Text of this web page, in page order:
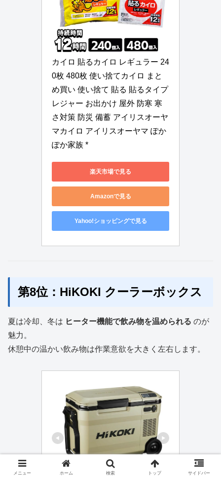
カイロ 貼るカイロ レギュラー 24
0枚 480枚 使い捨てカイロ まと
め買い 使い捨て 貼る 貼るタイプ
レジャー お出かけ 屋外 防寒 寒
さ対策 防災 備蓄 アイリスオーヤ
マカイロ アイリスオーヤマ ぽか
ぽか家族 *
楽天市場で見る
Amazonで見る
Yahoo!ショッピングで見る
第8位：HiKOKI クーラーボックス
夏は冷却、冬は ヒーター機能で飲み物を温められる のが
魅力。
休憩中の温かい飲み物は作業意欲を大きく左右します。
メニュー ホーム 検索 トップ サイドバー